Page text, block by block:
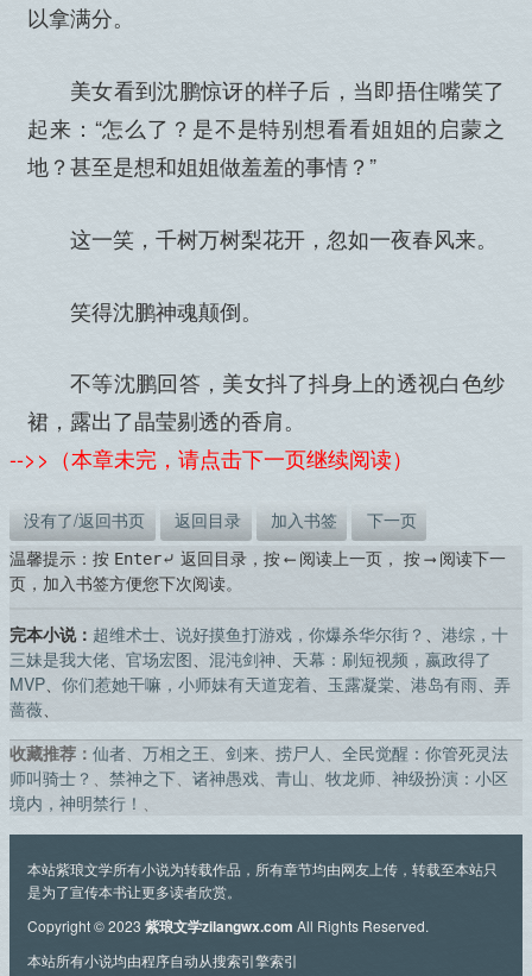
以拿满分。
美女看到沈鹏惊讶的样子后，当即捂住嘴笑了
起来：“怎么了？是不是特别想看看姐姐的启蒙之
地？甚至是想和姐姐做羞羞的事情？”
这一笑，千树万树梨花开，忽如一夜春风来。
笑得沈鹏神魂颠倒。
不等沈鹏回答，美女抖了抖身上的透视白色纱
裙，露出了晶莹剔透的香肩。
-->>（本章未完，请点击下一页继续阅读）
没有了/返回书页 返回目录 加入书签
下一页
温馨提示：按 Enter⤶ 返回目录，按⟵阅读上一页， 按⟶阅读下一
页，加入书签方便您下次阅读。
完本小说： 超维术士、 说好摸鱼打游戏，你爆杀华尔街？ 、 港综，十
三妹是我大佬、 官场宏图、 混沌剑神、 天幕：刷短视频，嬴政得了
MVP、 你们惹她干嘛，小师妹有天道宠着、 玉露凝棠、 港岛有雨、 弄
蔷薇、
收藏推荐： 仙者、 万相之王、 剑来、 捞尸人 、 全民觉醒：你管死灵法
师叫骑士？ 、 禁神之下、 诸神愚戏、 青山、 牧龙师、 神级扮演：小区
境内，神明禁行！ 、
本站紫琅文学所有小说为转载作品，所有章节均由网友上传，转载至本站只
是为了宣传本书让更多读者欣赏。
Copyright © 2023 紫琅文学zilangwx.com All Rights Reserved.
本站所有小说均由程序自动从搜索引擎索引